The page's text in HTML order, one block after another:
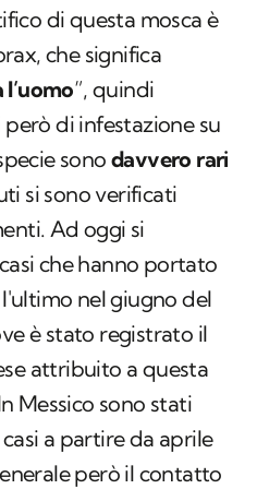
di questa mosca è
, che significa
”, quindi
però di infestazione su
sonodavvero rari
si sono verificati
Ad oggi si
che hanno portato
nel giugno del
è stato registrato il
attribuito a questa
Messico sono stati
a partire da aprile
però il contatto